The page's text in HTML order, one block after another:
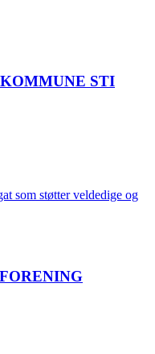
STI
som støtter veldedige og